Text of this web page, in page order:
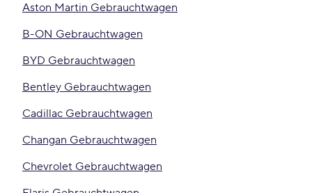
Aston Martin Gebrauchtwagen
B-ON Gebrauchtwagen
BYD Gebrauchtwagen
Bentley Gebrauchtwagen
Cadillac Gebrauchtwagen
Changan Gebrauchtwagen
Chevrolet Gebrauchtwagen